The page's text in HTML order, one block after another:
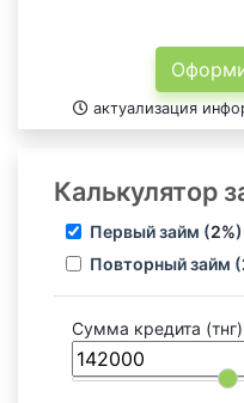
актуализация
Калькулятор
Первый займ (2%)
Повторный займ (
Сумма кредита (тнг)